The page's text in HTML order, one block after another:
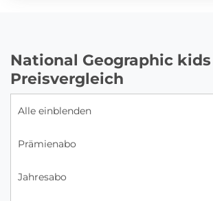
National Geographic
Preisvergleich
Alle einblenden
Prämienabo
Jahresabo